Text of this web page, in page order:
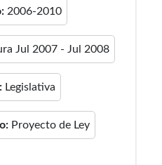
2006-2010
Jul 2007 - Jul 2008
Legislativa
Proyecto de Ley